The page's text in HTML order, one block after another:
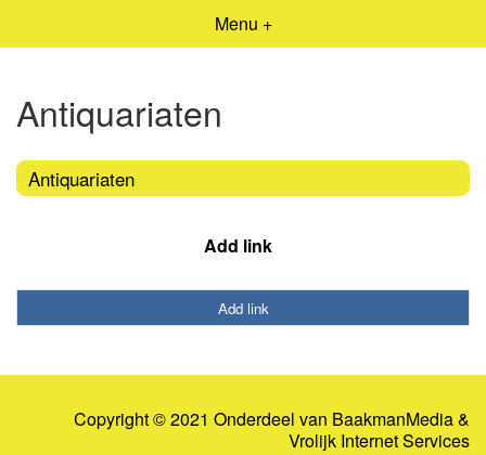
Menu +
Antiquariaten
Antiquariaten
Add link
Add link
Copyright © 2021 Onderdeel van BaakmanMedia&
Vrolijk Internet Services